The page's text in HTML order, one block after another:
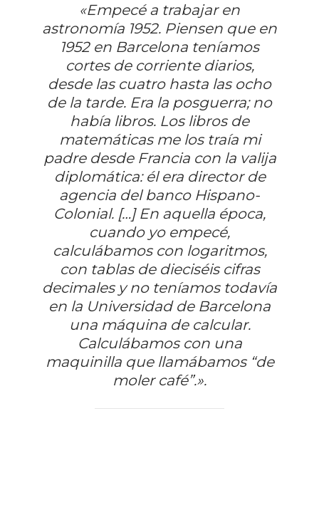
«Empecé a trabajar en
astronomía 1952. Piensen que en
1952 en Barcelona teníamos
cortes de corriente diarios,
desde las cuatro hasta las ocho
de la tarde. Era la posguerra; no
había libros. Los libros de
matemáticas me los traía mi
padre desde Francia con la valija
diplomática: él era director de
agencia del banco Hispano-
Colonial. […] En aquella época,
cuando yo empecé,
calculábamos con logaritmos,
con tablas de dieciséis cifras
decimales y no teníamos todavía
en la Universidad de Barcelona
una máquina de calcular.
Calculábamos con una
maquinilla que llamábamos “de
moler café”.».